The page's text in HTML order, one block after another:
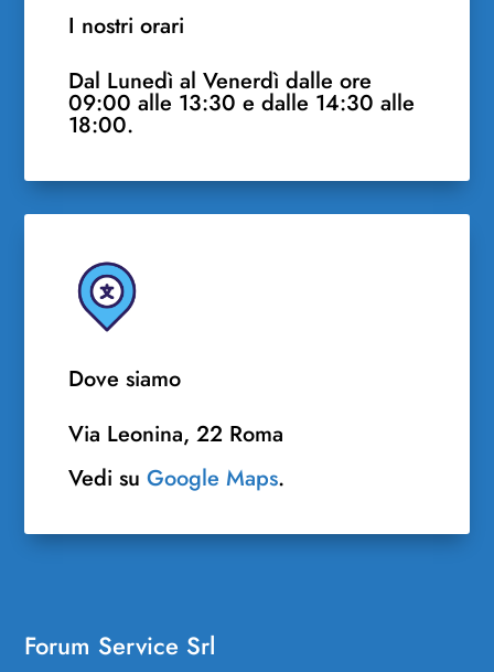
I nostri orari
Dal Lunedì al Venerdì dalle ore
09:00 alle 13:30 e dalle 14:30 alle
18:00.
Dove siamo
Via Leonina, 22 Roma
Vedi suGoogle Maps.
Forum Service Srl